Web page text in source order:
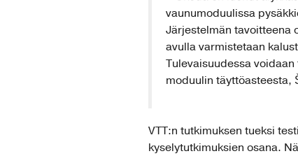
vaunumoduulissa
Järjestelmän tavoitteena
avulla varmistetaan
Tulevaisuudessa
moduulin täyttöasteesta,
VTT:n tutkimuksen tueksi
kyselytutkimuksien osana.